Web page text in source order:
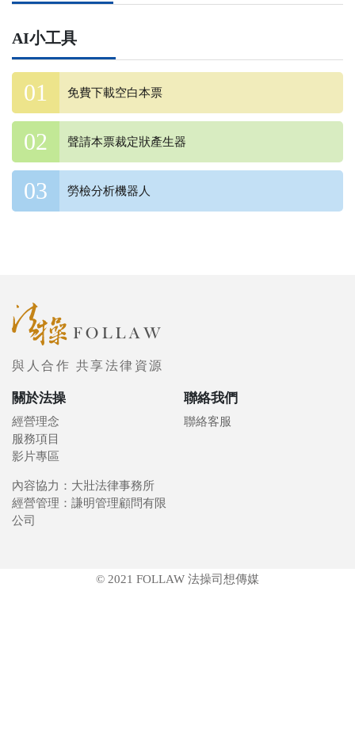
AI小工具
免費下載空白本票
聲請本票裁定狀產生器
勞檢分析機器人
與人合作 共享法律資源
關於法操
經營理念
服務項目
影片專區
聯絡我們
聯絡客服
內容協力：大壯法律事務所
經營管理：謙明管理顧問有限
公司
© 2021 FOLLAW 法操司想傳媒